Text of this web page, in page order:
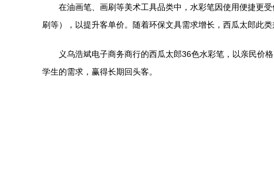
在油画笔、画刷等美术工具品类中，水彩笔因使用便捷更
刷等），以提升客单价。随着环保文具需求增长，西瓜太郎此
义乌浩斌电子商务商行的西瓜太郎36色水彩笔，以亲民价
学生的需求，赢得长期回头客。